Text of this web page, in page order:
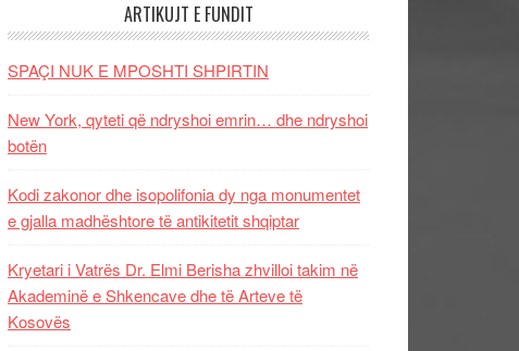
ARTIKUJT E FUNDIT
SPAÇI NUK E MPOSHTI SHPIRTIN
New York, qyteti që ndryshoi emrin… dhe ndryshoi
botën
Kodi zakonor dhe isopolifonia dy nga monumentet
e gjalla madhështore të antikitetit shqiptar
Kryetari i Vatrës Dr. Elmi Berisha zhvilloi takim në
Akademinë e Shkencave dhe të Arteve të
Kosovës